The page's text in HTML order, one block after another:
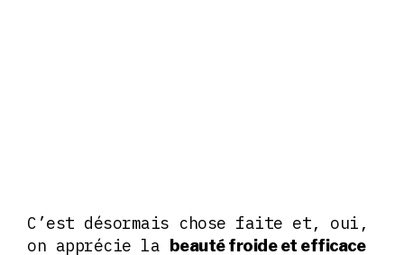
C’est désormais chose faite et, oui,
on apprécie la beauté froide et efficace